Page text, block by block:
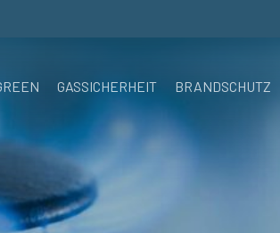
GASSICHERHEIT BRANDSCHUTZ